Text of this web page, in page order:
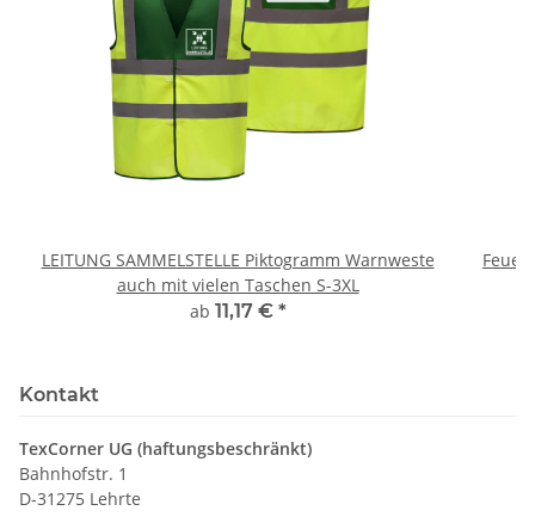
LEITUNG SAMMELSTELLE Piktogramm Warnweste
auch mit vielen Taschen S-3XL
ab 11,17 € *
Kontakt
TexCorner UG (haftungsbeschränkt)
Bahnhofstr. 1
D-31275 Lehrte